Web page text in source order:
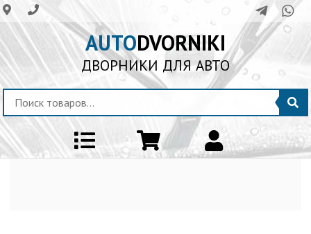
AUTODVORNIKI
ДВОРНИКИ ДЛЯ АВТО